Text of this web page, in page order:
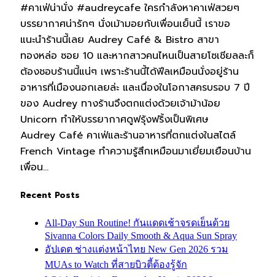
#คาเฟ่น่านั่ง #audreycafe ใครกำลังหาคาเฟ่สวยๆ
บรรยากาศน่ารักๆ นั่งเม้ามอยกับเพื่อนเย็นนี้ เราขอ
แนะนำร้านนี้เลย Audrey Café & Bistro สาขา
ทองหล่อ ซอย 10 และหากสาวคนไหนเป็นสายโซเชียลละก็
ต้องชอบร้านนี้แน่ๆ เพราะร้านนี้ได้ฟีลเหมือนนั่งอยู่ร้าน
อาหารที่เมืองนอกเลยล่ะ และเนื่องในโอกาสครบรอบ 7 ปี
ของ Audrey ทางร้านจึงตกแต่งด้วยเจ้าม้าน้อย
Unicorn ทำให้บรรยากาศดูฟรุ้งฟริ้งเป็นพิเศษ
Audrey Café คาเฟ่และร้านอาหารที่ตกแต่งในสไตล์
French Vintage ทำความรู้สึกเหมือนมาเยี่ยมเยือนบ้าน
เพื่อน…
Recent Posts
All-Day Sun Routine! กันแดดเช้าจรดเย็นด้วย
Sivanna Colors Daily Smooth & Aqua Sun Spray
อัปเดต ช่างแต่งหน้าไทย New Gen 2026 รวม
MUAs to Watch ที่สายบิวตี้ต้องรู้จัก